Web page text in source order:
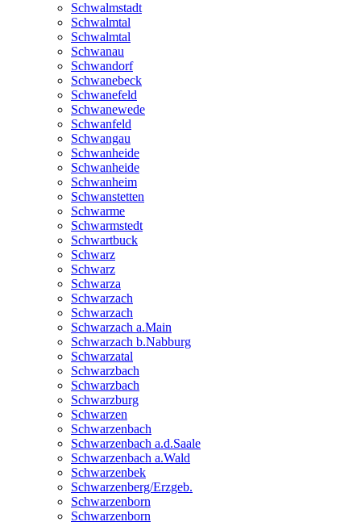
Schwalmstadt
Schwalmtal
Schwalmtal
Schwanau
Schwandorf
Schwanebeck
Schwanefeld
Schwanewede
Schwanfeld
Schwangau
Schwanheide
Schwanheide
Schwanheim
Schwanstetten
Schwarme
Schwarmstedt
Schwartbuck
Schwarz
Schwarz
Schwarza
Schwarzach
Schwarzach
Schwarzach a.Main
Schwarzach b.Nabburg
Schwarzatal
Schwarzbach
Schwarzbach
Schwarzburg
Schwarzen
Schwarzenbach
Schwarzenbach a.d.Saale
Schwarzenbach a.Wald
Schwarzenbek
Schwarzenberg/Erzgeb.
Schwarzenborn
Schwarzenborn